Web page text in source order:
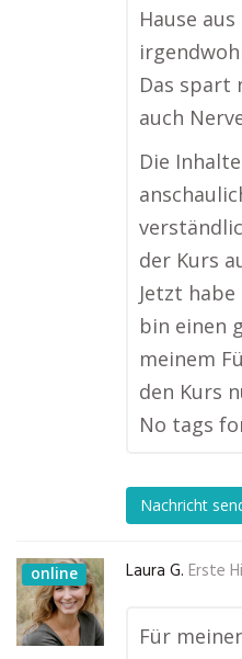
Hause
Das spart
auch
Die
der Kurs
Jetzt
bin einen
meinem
den Kurs
No tags
Nachricht
online Laura G. Erste
Für